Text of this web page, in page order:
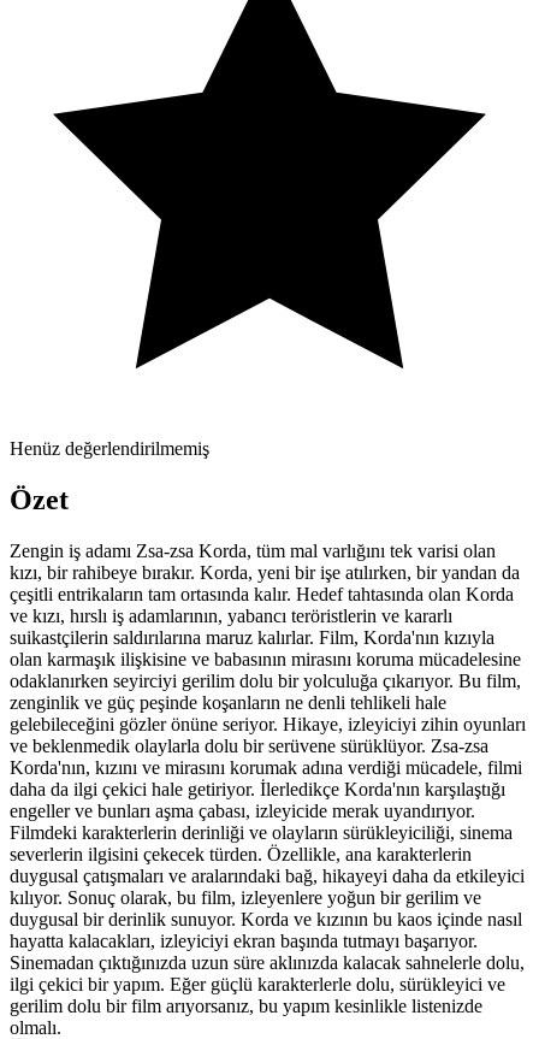
Henüz değerlendirilmemiş
Özet
Zengin iş adamı Zsa-zsa Korda, tüm mal varlığını tek varisi olan
kızı, bir rahibeye bırakır. Korda, yeni bir işe atılırken, bir yandan da
çeşitli entrikaların tam ortasında kalır. Hedef tahtasında olan Korda
ve kızı, hırslı iş adamlarının, yabancı teröristlerin ve kararlı
suikastçilerin saldırılarına maruz kalırlar. Film, Korda'nın kızıyla
olan karmaşık ilişkisine ve babasının mirasını koruma mücadelesine
odaklanırken seyirciyi gerilim dolu bir yolculuğa çıkarıyor. Bu film,
zenginlik ve güç peşinde koşanların ne denli tehlikeli hale
gelebileceğini gözler önüne seriyor. Hikaye, izleyiciyi zihin oyunları
ve beklenmedik olaylarla dolu bir serüvene sürüklüyor. Zsa-zsa
Korda'nın, kızını ve mirasını korumak adına verdiği mücadele, filmi
daha da ilgi çekici hale getiriyor. İlerledikçe Korda'nın karşılaştığı
engeller ve bunları aşma çabası, izleyicide merak uyandırıyor.
Filmdeki karakterlerin derinliği ve olayların sürükleyiciliği, sinema
severlerin ilgisini çekecek türden. Özellikle, ana karakterlerin
duygusal çatışmaları ve aralarındaki bağ, hikayeyi daha da etkileyici
kılıyor. Sonuç olarak, bu film, izleyenlere yoğun bir gerilim ve
duygusal bir derinlik sunuyor. Korda ve kızının bu kaos içinde nasıl
hayatta kalacakları, izleyiciyi ekran başında tutmayı başarıyor.
Sinemadan çıktığınızda uzun süre aklınızda kalacak sahnelerle dolu,
ilgi çekici bir yapım. Eğer güçlü karakterlerle dolu, sürükleyici ve
gerilim dolu bir film arıyorsanız, bu yapım kesinlikle listenizde
olmalı.